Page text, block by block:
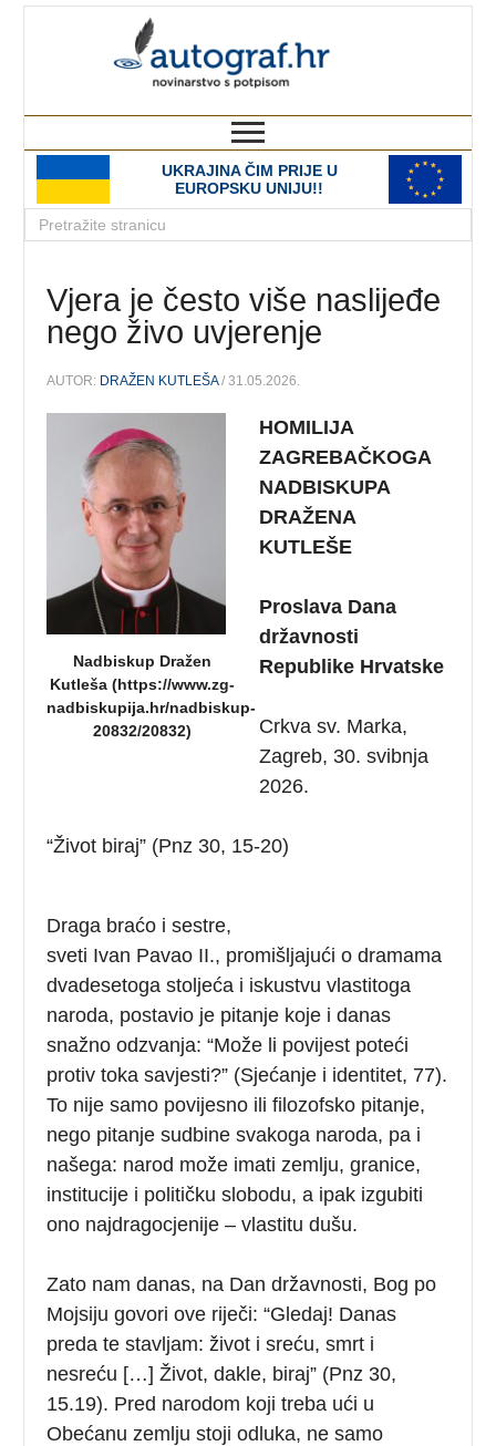
UKRAJINA ČIM PRIJE U
EUROPSKU UNIJU!!
Vjera je često više naslijeđe
nego živo uvjerenje
AUTOR: DRAŽEN KUTLEŠA/ 31.05.2026.
Nadbiskup Dražen
Kutleša (https://www.zg-
nadbiskupija.hr/nadbiskup-
20832/20832)
HOMILIJA
ZAGREBAČKOGA
NADBISKUPA
DRAŽENA
KUTLEŠE
Proslava Dana
državnosti
Republike Hrvatske
Crkva sv. Marka,
Zagreb, 30. svibnja
2026.
“Život biraj” (Pnz 30, 15-20)
Draga braćo i sestre,
sveti Ivan Pavao II., promišljajući o dramama
dvadesetoga stoljeća i iskustvu vlastitoga
naroda, postavio je pitanje koje i danas
snažno odzvanja: “Može li povijest poteći
protiv toka savjesti?” (Sjećanje i identitet, 77).
To nije samo povijesno ili filozofsko pitanje,
nego pitanje sudbine svakoga naroda, pa i
našega: narod može imati zemlju, granice,
institucije i političku slobodu, a ipak izgubiti
ono najdragocjenije – vlastitu dušu.
Zato nam danas, na Dan državnosti, Bog po
Mojsiju govori ove riječi: “Gledaj! Danas
preda te stavljam: život i sreću, smrt i
nesreću […] Život, dakle, biraj” (Pnz 30,
15.19). Pred narodom koji treba ući u
Obećanu zemlju stoji odluka, ne samo